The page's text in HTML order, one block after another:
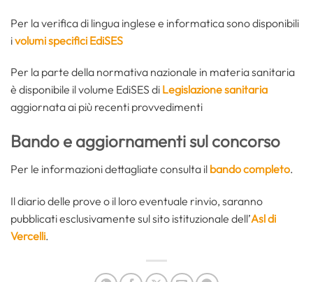
Per la verifica di lingua inglese e informatica sono disponibili
ivolumi specifici EdiSES
Per la parte della normativa nazionale in materia sanitaria
è disponibile il volume EdiSES di Legislazione sanitaria
aggiornata ai più recenti provvedimenti
Bando e aggiornamenti sul concorso
Per le informazioni dettagliate consulta il bando completo.
Il diario delle prove o il loro eventuale rinvio, saranno
pubblicati esclusivamente sul sito istituzionale dell’Asl di
Vercelli.